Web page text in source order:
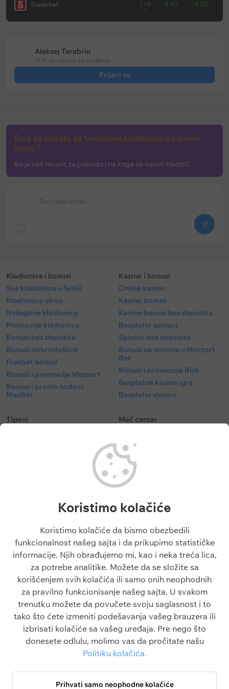
Superbet 1.14 9.90 14.00
Aleksej Tarabrin
TOP-stručnjak za klađenje
Prijavi se
Tvoj komentar
Da li se slažete sa favoritom kladionica na ovom
meču?
Ko je vaš favorit za pobedu i na koga se isplati kladiti?
Kladionice i bonusi
Sve kladionice u Srbiji
Kladionice uživo
Nelegalne kladionice
Promocije kladionice
Bonusi bez depozita
Bonusi dobrodošlice
Freebet bonusi
Bonusi i promocije Mozzart
Bonusi i promo kodovi
MaxBet
Kazino i bonusi
Online kazino
Kazino bonusi
Kazino bonusi bez depozita
Besplatni spinovi
Spinovi bez depozita
Bonusi na slotove u Mozzart
Bet
Bonusi i promocije Rizk
Besplatne kazino igre
Besplatni slotovi
Tipovi
Liga Šampiona tipovi
Tiket dana
Besplatni tipovi 1x2
Meč centar
Fudbalske utakmice danas
Superliga Srbije
Liga Šampiona
Liga Evrope
Engleska Premijer Liga
Blogovi
Škola klađenja
Kazino škola
Sve o sportu
O sajtu
O nama
Kontakt
Odgovorno igranje
Politika privatnosti
Uslovi korišćenja
Politika kolačića
Legalbet nije kompanija za klađenje. Celokupni sadržaj na ovom sajtu je
isključivo u informativne svrhe.
Koristimo kolačiće
Koristimo kolačiće da bismo obezbedili
funkcionalnost našeg sajta i da prikupimo statističke
informacije. Njih obrađujemo mi, kao i neka treća lica,
za potrebe analitike. Možete da se složite sa
korišćenjem svih kolačića ili samo onih neophodnih
za pravilno funkcionisanje našeg sajta. U svakom
trenutku možete da povučete svoju saglasnost i to
tako što ćete izmeniti podešavanja vašeg brauzera ili
izbrisati kolačiće sa vašeg uređaja. Pre nego što
donesete odlulu, molimo vas da pročitate našu
Politiku kolačića.
Prihvati samo neophodne kolačiće